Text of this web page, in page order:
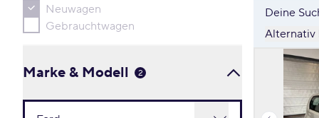
Neuwagen
Gebrauchtwagen
Marke & Modell 2
Deine
Alternativ